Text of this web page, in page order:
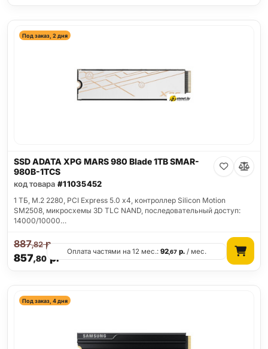
Под заказ, 2 дня
SSD ADATA XPG MARS 980 Blade 1TB SMAR-
980B-1TCS
код товара #11035452
1 ТБ, M.2 2280, PCI Express 5.0 x4, контроллер Silicon Motion
SM2508, микросхемы 3D TLC NAND, последовательный доступ:
14000/10000…
857,80р.
887,82р.
Оплата частями на 12 мес.:92,67 р. / мес.
Под заказ, 4 дня